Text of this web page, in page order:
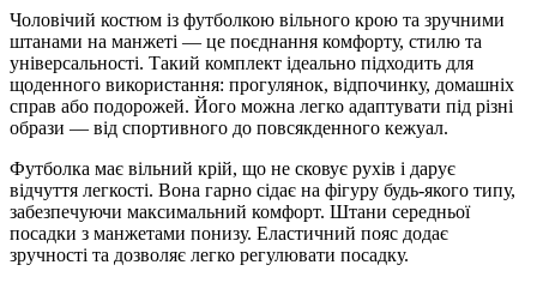
Чоловічий костюм із футболкою вільного крою та зручними
штанами на манжеті — це поєднання комфорту, стилю та
універсальності. Такий комплект ідеально підходить для
щоденного використання: прогулянок, відпочинку, домашніх
справ або подорожей. Його можна легко адаптувати під різні
образи — від спортивного до повсякденного кежуал.
Футболка має вільний крій, що не сковує рухів і дарує
відчуття легкості. Вона гарно сідає на фігуру будь-якого типу,
забезпечуючи максимальний комфорт. Штани середньої
посадки з манжетами понизу. Еластичний пояс додає
зручності та дозволяє легко регулювати посадку.